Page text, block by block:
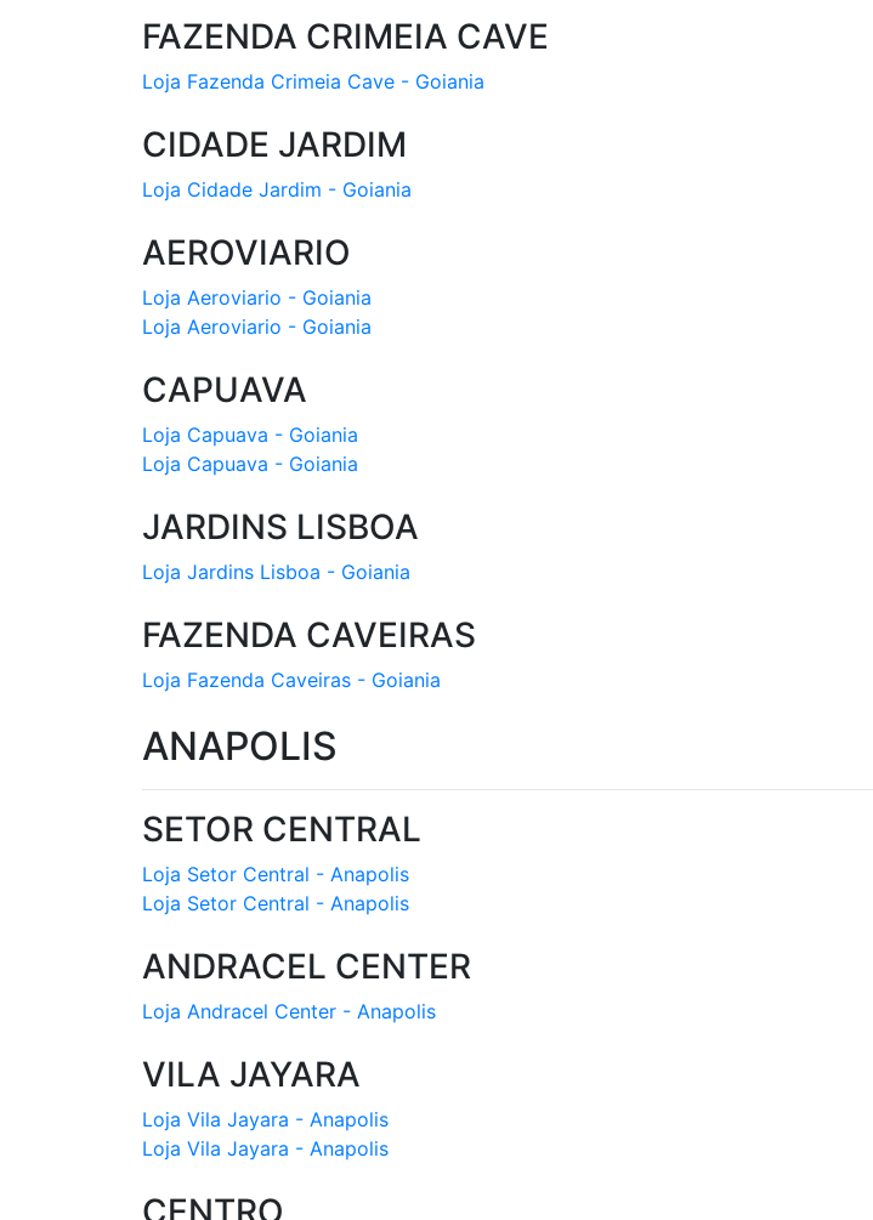
FAZENDA CRIMEIA CAVE
Loja Fazenda Crimeia Cave - Goiania
CIDADE JARDIM
Loja Cidade Jardim - Goiania
AEROVIARIO
Loja Aeroviario - Goiania
Loja Aeroviario - Goiania
CAPUAVA
Loja Capuava - Goiania
Loja Capuava - Goiania
JARDINS LISBOA
Loja Jardins Lisboa - Goiania
FAZENDA CAVEIRAS
Loja Fazenda Caveiras - Goiania
ANAPOLIS
SETOR CENTRAL
Loja Setor Central - Anapolis
Loja Setor Central - Anapolis
ANDRACEL CENTER
Loja Andracel Center - Anapolis
VILA JAYARA
Loja Vila Jayara - Anapolis
Loja Vila Jayara - Anapolis
CENTRO